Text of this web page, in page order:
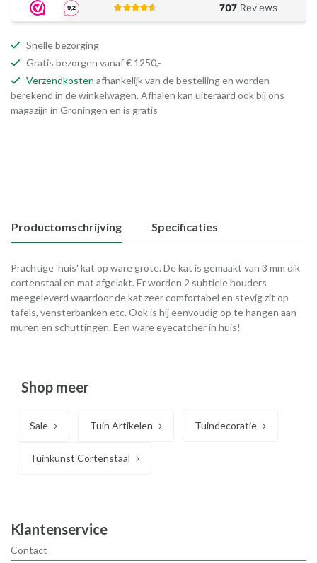
Snelle bezorging
Gratis bezorgen vanaf € 1250,-
Verzendkosten afhankelijk van de bestelling en worden
berekend in de winkelwagen. Afhalen kan uiteraard ook bij ons
magazijn in Groningen en is gratis
Productomschrijving Specificaties
Prachtige 'huis' kat op ware grote. De kat is gemaakt van 3 mm dik
cortenstaal en mat afgelakt. Er worden 2 subtiele houders
meegeleverd waardoor de kat zeer comfortabel en stevig zit op
tafels, vensterbanken etc. Ook is hij eenvoudig op te hangen aan
muren en schuttingen. Een ware eyecatcher in huis!
Shop meer
Sale Tuin Artikelen Tuindecoratie
Tuinkunst Cortenstaal
Klantenservice
Contact